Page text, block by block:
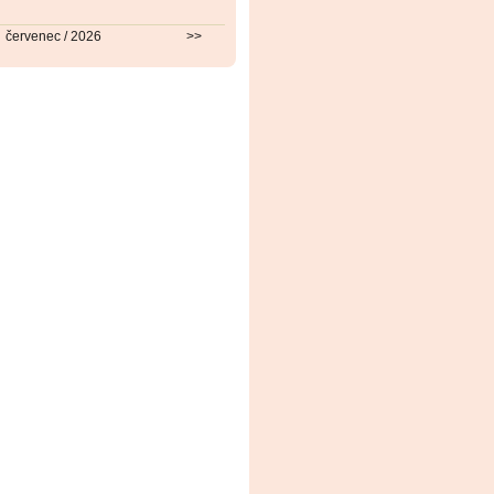
červenec / 2026 >>